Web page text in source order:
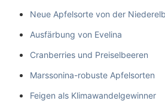
Neue Apfelsorte von der
Ausfärbung von Evelina
Cranberries und Preiselbeeren
Marssonina-robuste Apfelsorten
Feigen als Klimawandelgewinner